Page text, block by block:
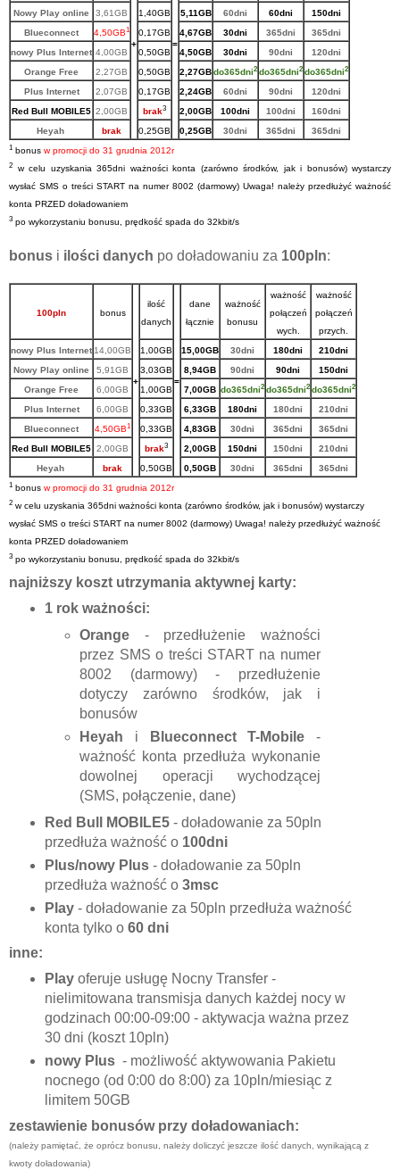
+ =
Nowy Play online
3,61GB 1,40GB 5,11GB 60dni 60dni
150dni
Blueconnect
4,50GB1 0,17GB 4,67GB 30dni 365dni
365dni
nowy Plus Internet 4,00GB 0,50GB 4,50GB 30dni 90dni
120dni
Orange Free
2,27GB 0,50GB 2,27GBdo365dni2 do365dni2 do365dni2
Plus Internet 2,07GB 0,17GB 2,24GB 60dni 90dni
120dni
Red Bull MOBILE5 2,00GB brak3 2,00GB 100dni 100dni
160dni
Heyah
brak 0,25GB 0,25GB 30dni 365dni 365dni
1 bonus w promocji do 31 grudnia 2012r
2 w celu uzyskania 365dni ważności konta (zarówno środków, jak i bonusów) wystarczy
wysłać SMS o treści START na numer 8002 (darmowy) Uwaga! należy przedłużyć ważność
konta PRZED doładowaniem
3 po wykorzystaniu bonusu, prędkość spada do 32kbit/s
bonus i ilości danych po doładowaniu za 100pln:
100pln bonus
+
ilość
danych
=
dane
łącznie
ważność
bonusu
ważność
połączeń
wych.
ważność
połączeń
przych.
nowy Plus Internet 14,00GB 1,00GB 15,00GB 30dni 180dni
210dni
Nowy Play online
5,91GB 3,03GB 8,94GB 90dni 90dni
150dni
Orange Free
6,00GB 1,00GB 7,00GB do365dni2 do365dni2 do365dni2
Plus Internet 6,00GB 0,33GB 6,33GB 180dni 180dni
210dni
Blueconnect
4,50GB1 0,33GB 4,83GB 30dni 365dni
365dni
Red Bull MOBILE5 2,00GB brak3 2,00GB 150dni 150dni
210dni
Heyah
brak 0,50GB 0,50GB 30dni 365dni 365dni
1 bonus w promocji do 31 grudnia 2012r
2 w celu uzyskania 365dni ważności konta (zarówno środków, jak i bonusów) wystarczy
wysłać SMS o treści START na numer 8002 (darmowy) Uwaga! należy przedłużyć ważność
konta PRZED doładowaniem
3 po wykorzystaniu bonusu, prędkość spada do 32kbit/s
najniższy koszt utrzymania aktywnej karty:
1 rok ważności:
Orange - przedłużenie ważności
przez SMS o treści START na numer
8002 (darmowy) - przedłużenie
dotyczy zarówno środków, jak i
bonusów
Heyah i Blueconnect T-Mobile -
ważność konta przedłuża wykonanie
dowolnej operacji wychodzącej
(SMS, połączenie, dane)
Red Bull MOBILE5- doładowanie za 50pln
przedłuża ważność o 100dni
Plus/nowy Plus- doładowanie za 50pln
przedłuża ważność o 3msc
Play- doładowanie za 50pln przedłuża ważność
konta tylko o 60 dni
inne:
Play oferuje usługę Nocny Transfer -
nielimitowana transmisja danych każdej nocy w
godzinach 00:00-09:00 - aktywacja ważna przez
30 dni (koszt 10pln)
nowy Plus - możliwość aktywowania Pakietu
nocnego (od 0:00 do 8:00) za 10pln/miesiąc z
limitem 50GB
zestawienie bonusów przy doładowaniach:
(należy pamiętać, że oprócz bonusu, należy doliczyć jeszcze ilość danych, wynikającą z
kwoty doładowania)